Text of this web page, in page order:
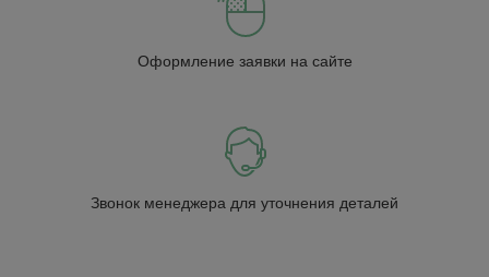
Оформление заявки на сайте
Звонок менеджера для уточнения деталей